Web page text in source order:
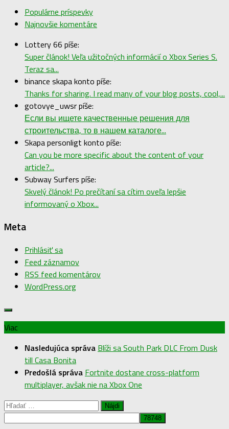
Populárne príspevky
Najnovšie komentáre
Lottery 66 píše:
Super článok! Veľa užitočných informácií o Xbox Series S.
Teraz sa...
binance skapa konto píše:
Thanks for sharing. I read many of your blog posts, cool,...
gotovye_uwsr píše:
Если вы ищете качественные решения для
строительства, то в нашем каталоге...
Skapa personligt konto píše:
Can you be more specific about the content of your
article?...
Subway Surfers píše:
Skvelý článok! Po prečítaní sa cítim oveľa lepšie
informovaný o Xbox...
Meta
Prihlásiť sa
Feed záznamov
RSS feed komentárov
WordPress.org
Viac
Nasledujúca správa Blíži sa South Park DLC From Dusk
till Casa Bonita
Predošlá správa Fortnite dostane cross-platform
multiplayer, avšak nie na Xbox One
Hľadať: